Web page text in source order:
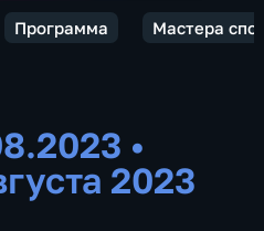
Программа Мастера
•
2023